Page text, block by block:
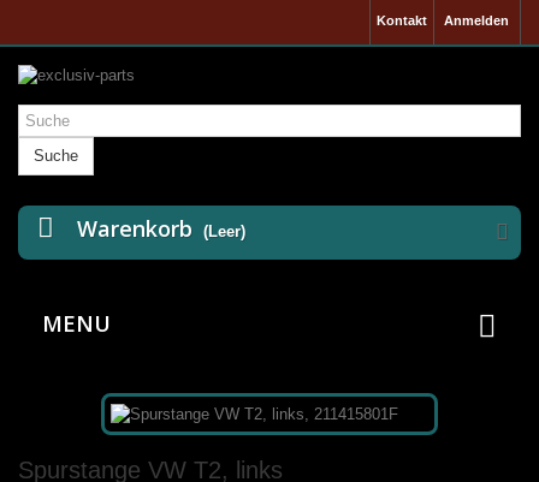
Anmelden
Kontakt
Suche
Warenkorb (Leer)
MENU
Spurstange VW T2, links